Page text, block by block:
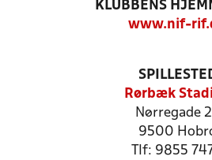
KLUBBENS
www.nif-
Rørbæk
Nørregade
9500
Tlf: 9855